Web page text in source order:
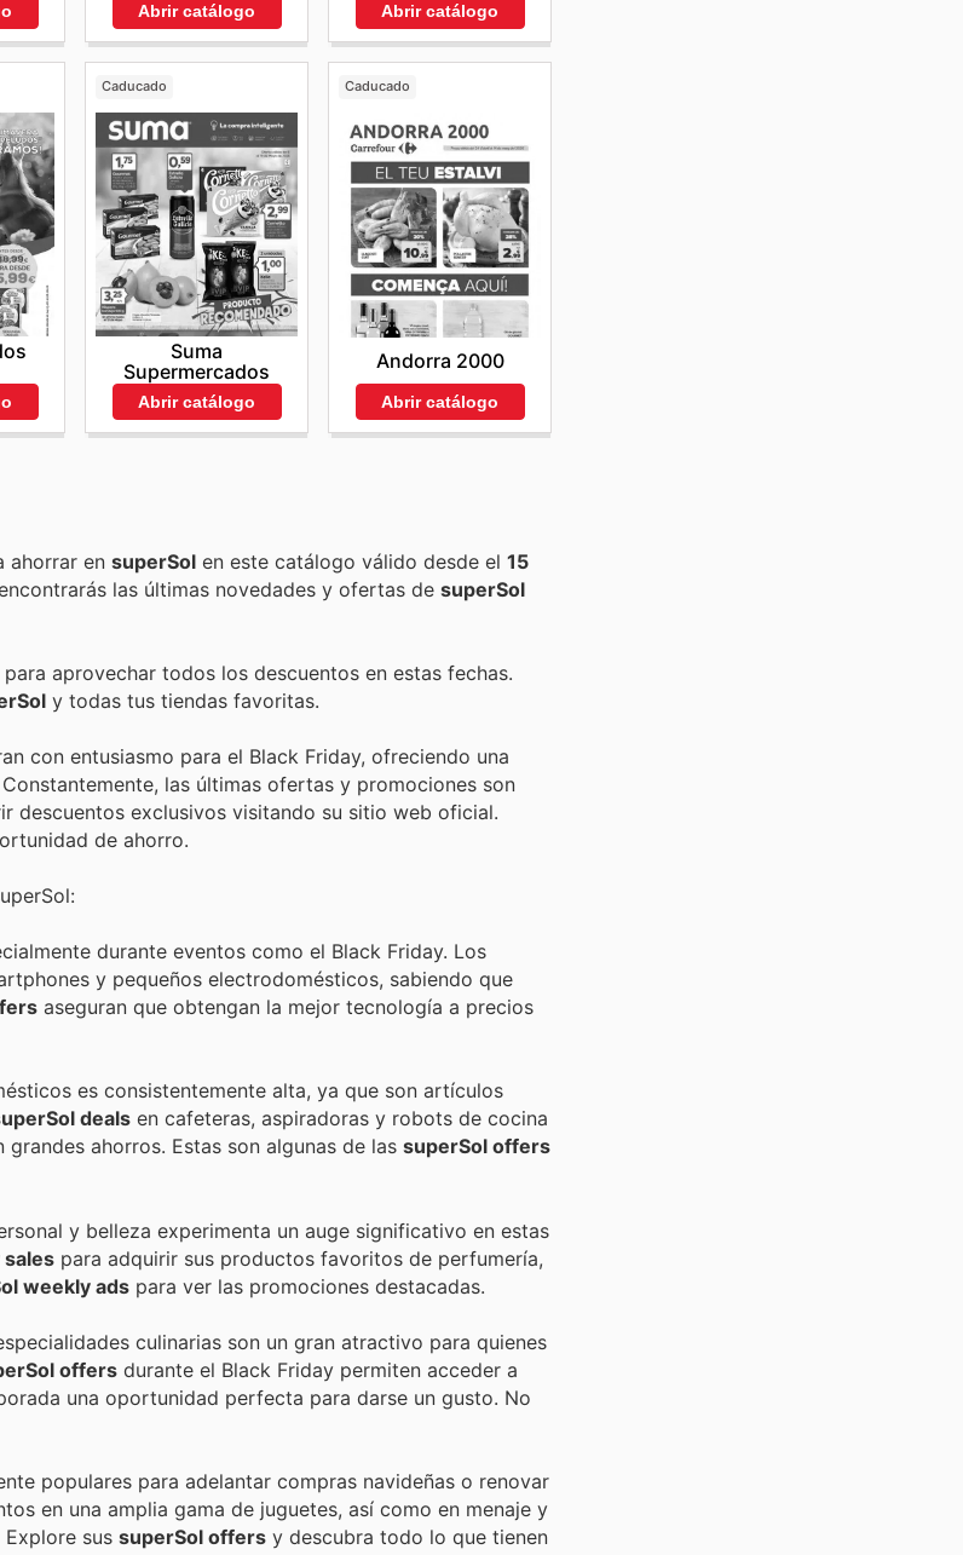
Abrir catálogo Abrir catálogo
Caducado
Suma
Supermercados
Abrir catálogo
Caducado
Andorra 2000
Abrir catálogo
descuentos y oportunidades para ahorrar en superSol en este catálogo válido desde el 15
las últimas novedades y ofertas de superSol
aprovechar todos los descuentos en estas fechas.
y todas tus tiendas favoritas.
con entusiasmo para el Black Friday, ofreciendo una
las últimas ofertas y promociones son
descuentos exclusivos visitando su sitio web oficial.
de ahorro.
durante eventos como el Black Friday. Los
y pequeños electrodomésticos, sabiendo que
aseguran que obtengan la mejor tecnología a precios
es consistentemente alta, ya que son artículos
deals en cafeteras, aspiradoras y robots de cocina
ahorros. Estas son algunas de las superSol offers
y belleza experimenta un auge significativo en estas
sales para adquirir sus productos favoritos de perfumería,
weekly ads para ver las promociones destacadas.
culinarias son un gran atractivo para quienes
offers durante el Black Friday permiten acceder a
una oportunidad perfecta para darse un gusto. No
populares para adelantar compras navideñas o renovar
en una amplia gama de juguetes, así como en menaje y
Explore sus superSol offers y descubra todo lo que tienen